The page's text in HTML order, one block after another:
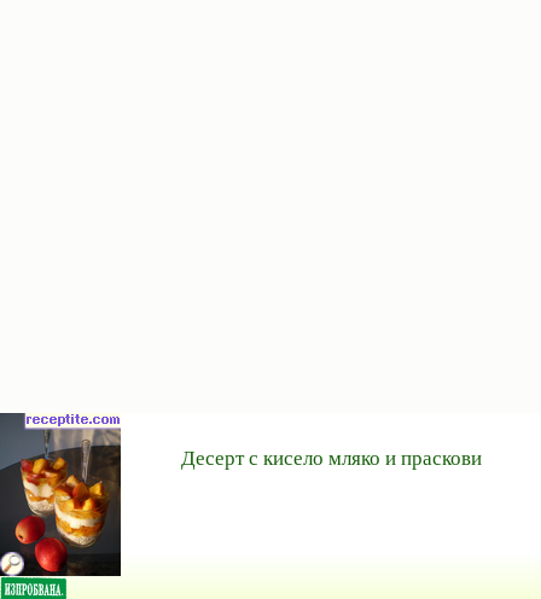
Десерт с кисело мляко и праскови